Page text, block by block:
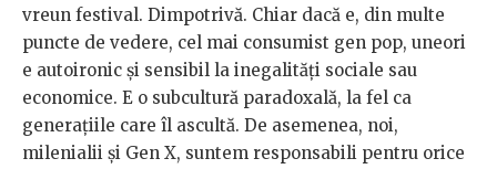
vreun festival. Dimpotrivă. Chiar dacă e, din multe
puncte de vedere, cel mai consumist gen pop, uneori
e autoironic și sensibil la inegalități sociale sau
economice. E o subcultură paradoxală, la fel ca
generațiile care îl ascultă. De asemenea, noi,
milenialii și Gen X, suntem responsabili pentru orice